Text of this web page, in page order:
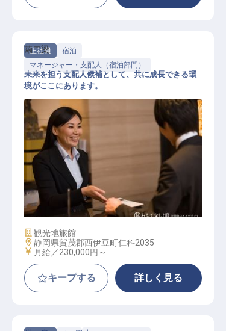
正社員
宿泊
マネージャー・支配人（宿泊部門）
支配人候補【繭二梁】
繭二梁
未来を担う支配人候補として、共に成長できる環
境がここにあります。
施設業態
観光地旅館
勤務地
静岡県賀茂郡西伊豆町仁科2035
給与
月給／230,000円～
キープする 詳しく見る